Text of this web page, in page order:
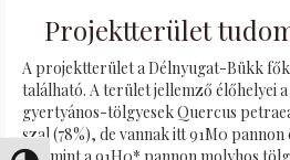
Projektterület
A projektterület a Délnyugat-Bükk
található. A terület jellemző élőhelyei
gyertyános-tölgyesek Quercus
szal (78%), de vannak itt 91M0